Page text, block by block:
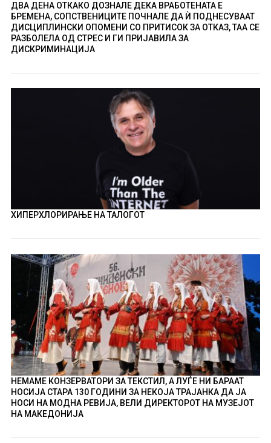
ДВА ДЕНА ОТКАКО ДОЗНАЛЕ ДЕКА ВРАБОТЕНАТА Е
БРЕМЕНА, СОПСТВЕНИЦИТЕ ПОЧНАЛЕ ДА Ѝ ПОДНЕСУВААТ
ДИСЦИПЛИНСКИ ОПОМЕНИ СО ПРИТИСОК ЗА ОТКАЗ, ТАА СЕ
РАЗБОЛЕЛА ОД СТРЕС И ГИ ПРИЈАВИЛА ЗА
ДИСКРИМИНАЦИЈА
ХИПЕРХЛОРИРАЊЕ НА ТАЛОГОТ
НЕМАМЕ КОНЗЕРВАТОРИ ЗА ТЕКСТИЛ, А ЛУЃЕ НИ БАРААТ
НОСИЈА СТАРА 130 ГОДИНИ ЗА НЕКОЈА ТРАЈАНКА ДА ЈА
НОСИ НА МОДНА РЕВИЈА, ВЕЛИ ДИРЕКТОРОТ НА МУЗЕЈОТ
НА МАКЕДОНИЈА